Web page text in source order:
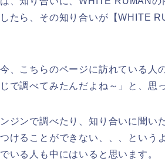
たら、その知り合いが【WHITE
、こちらのページに訪れている人
で調べてみたんだよね～」と、思
ジンで調べたり、知り合いに聞
けることができない、、、という
いる人も中にはいると思います。